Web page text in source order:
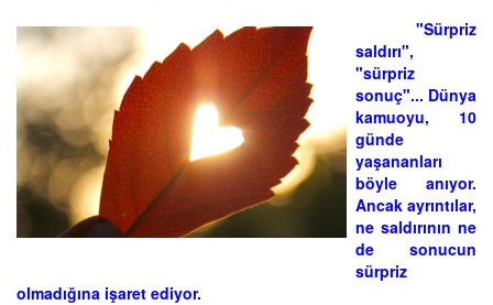
"Sürpriz
saldırı",
"sürpriz
sonuç"... Dünya
kamuoyu, 10
günde
yaşananları
böyle anıyor.
Ancak ayrıntılar,
ne saldırının ne
de sonucun
sürpriz
olmadığına işaret ediyor.